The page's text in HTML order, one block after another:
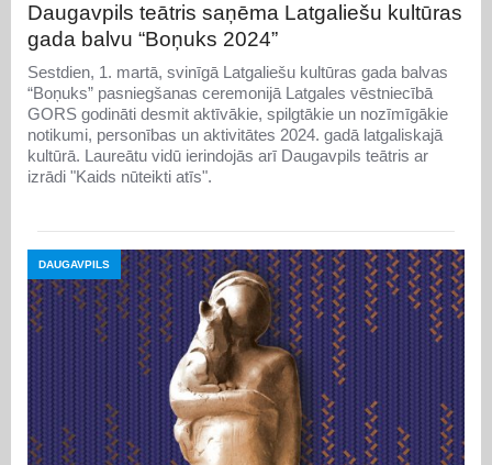
Daugavpils teātris saņēma Latgaliešu kultūras
gada balvu “Boņuks 2024”
Sestdien, 1. martā, svinīgā Latgaliešu kultūras gada balvas
“Boņuks” pasniegšanas ceremonijā Latgales vēstniecībā
GORS godināti desmit aktīvākie, spilgtākie un nozīmīgākie
notikumi, personības un aktivitātes 2024. gadā latgaliskajā
kultūrā. Laureātu vidū ierindojās arī Daugavpils teātris ar
izrādi "Kaids nūteikti atīs".
DAUGAVPILS